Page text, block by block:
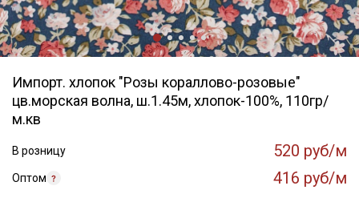
Импорт. хлопок "Розы кораллово-розовые"
цв.морская волна, ш.1.45м, хлопок-100%, 110гр/
м.кв
В розницу 520 руб/м
Оптом 416 руб/м